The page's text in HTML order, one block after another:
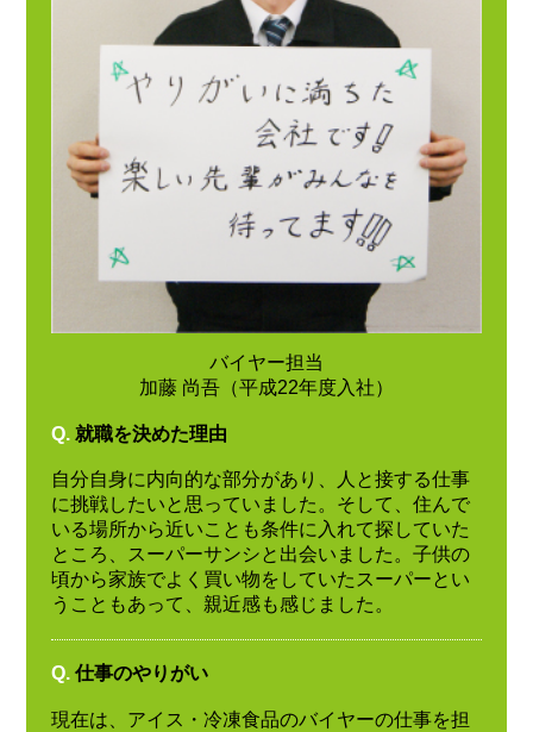
バイヤー担当
加藤 尚吾（平成22年度入社）
Q. 就職を決めた理由
自分自身に内向的な部分があり、人と接する仕事
に挑戦したいと思っていました。そして、住んで
いる場所から近いことも条件に入れて探していた
ところ、スーパーサンシと出会いました。子供の
頃から家族でよく買い物をしていたスーパーとい
うこともあって、親近感も感じました。
Q. 仕事のやりがい
現在は、アイス・冷凍食品のバイヤーの仕事を担